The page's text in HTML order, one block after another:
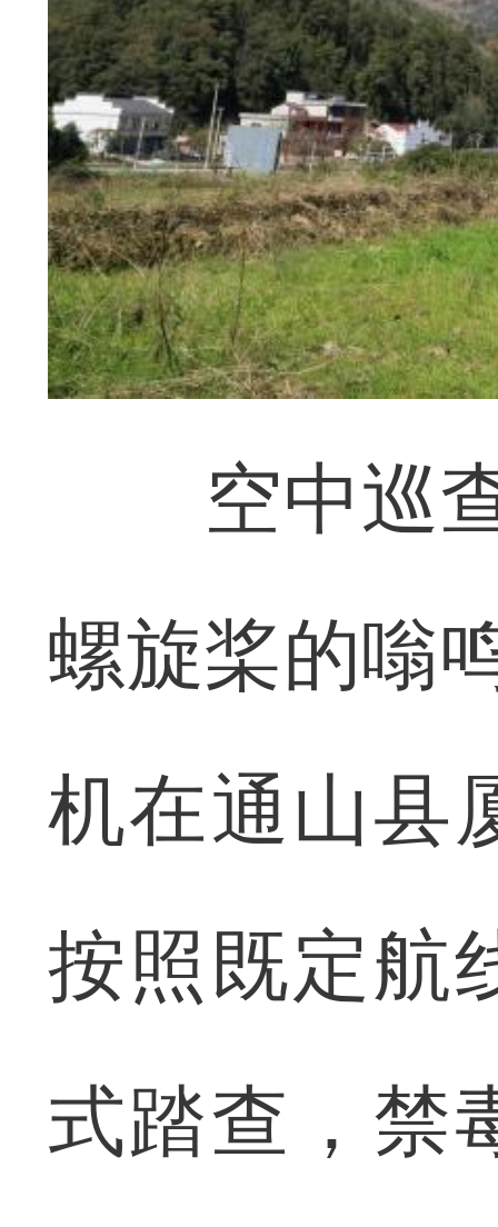
空中巡查
螺旋桨的嗡
机在通山县
按照既定航
式踏查，禁